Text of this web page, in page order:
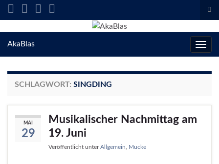
AkaBlas
SCHLAGWORT: SINGDING
MAI
29
Musikalischer Nachmittag am
19. Juni
Veröffentlicht unterAllgemein Mucke